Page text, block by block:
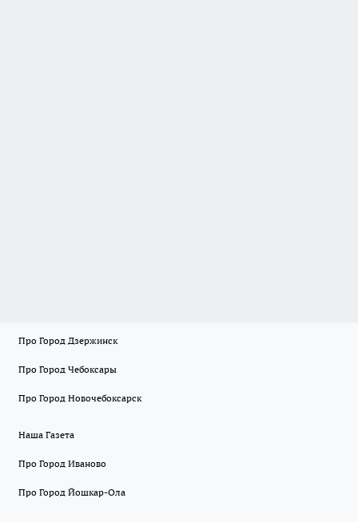
Про Город Дзержинск
Про Город Чебоксары
Про Город Новочебоксарск
Наша Газета
Про Город Иваново
Про Город Йошкар-Ола